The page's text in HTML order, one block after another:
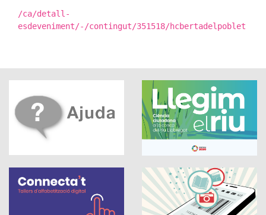
/ca/detall-
esdeveniment/-/contingut/351518/hcbertadelpoblet